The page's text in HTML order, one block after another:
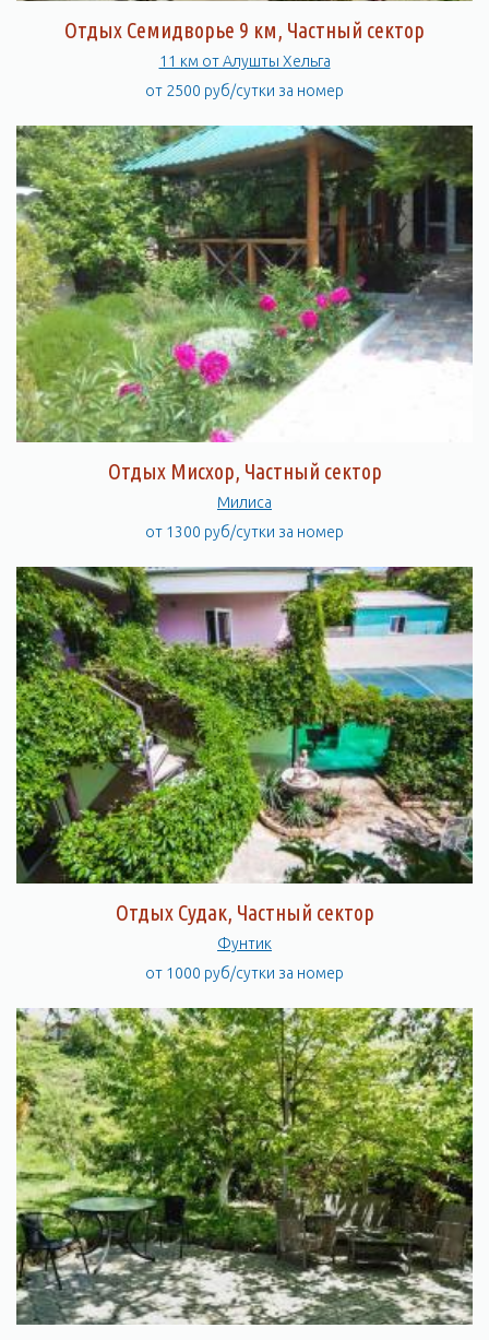
Отдых Семидворье 9 км, Частный сектор
11 км от Алушты Хельга
от 2500 руб/сутки за номер
Отдых Мисхор, Частный сектор
Милиса
от 1300 руб/сутки за номер
Отдых Судак, Частный сектор
Фунтик
от 1000 руб/сутки за номер